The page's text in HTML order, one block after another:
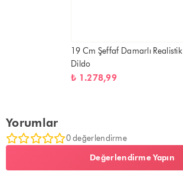
19 Cm Şeffaf Damarlı Realistik
Dildo
₺ 1.278,99
Yorumlar
0 değerlendirme
Değerlendirme Yapın